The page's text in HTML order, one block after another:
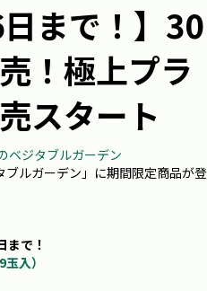
日まで！】30
！極上プラ
スタート
ベジタブルガーデン
ルガーデン」に期間限定商品が登
まで！
入）